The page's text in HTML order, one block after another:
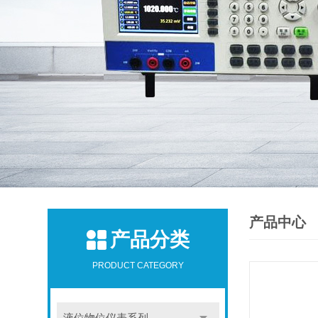
产品分类
PRODUCT CATEGORY
产品中心